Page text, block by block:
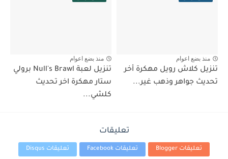
منذ بضع اعوام
تنزيل كلاش رويل مهكرة أخر
تحديث جواهر وذهب غير...
منذ بضع اعوام
تنزيل لعبة Null's Brawl برولي
ستار مهكرة اخر تحديث
كلشي...
تعليقات
تعليقات Blogger تعليقات Facebook تعليقات Disqus